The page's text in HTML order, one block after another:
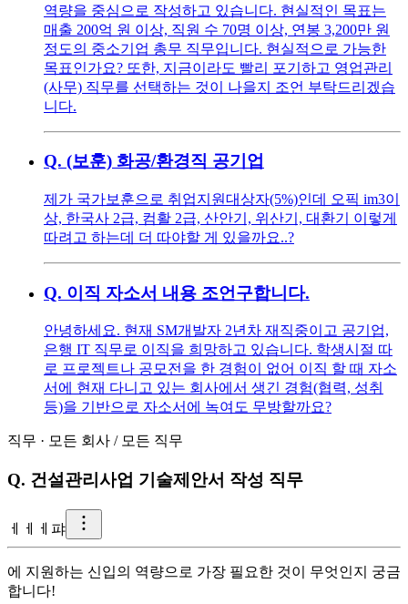
역량을 중심으로 작성하고 있습니다. 현실적인 목표는
매출 200억 원 이상, 직원 수 70명 이상, 연봉 3,200만 원
정도의 중소기업 총무 직무입니다. 현실적으로 가능한
목표인가요? 또한, 지금이라도 빨리 포기하고 영업관리
(사무) 직무를 선택하는 것이 나을지 조언 부탁드리겠습
니다.
Q. (보훈) 화공/환경직 공기업
제가 국가보훈으로 취업지원대상자(5%)인데 오픽 im3이
상, 한국사 2급, 컴활 2급, 산안기, 위산기, 대환기 이렇게
따려고 하는데 더 따야할 게 있을까요..?
Q. 이직 자소서 내용 조언구합니다.
안녕하세요. 현재 SM개발자 2년차 재직중이고 공기업,
은행 IT 직무로 이직을 희망하고 있습니다. 학생시절 따
로 프로젝트나 공모전을 한 경험이 없어 이직 할 때 자소
서에 현재 다니고 있는 회사에서 생긴 경험(협력, 성취
등)을 기반으로 자소서에 녹여도 무방할까요?
직무 · 모든 회사 / 모든 직무
Q. 건설관리사업 기술제안서 작성 직무
ㅔ ㅔㅔ퍄
에 지원하는 신입의 역량으로 가장 필요한 것이 무엇인지 궁금
합니다!